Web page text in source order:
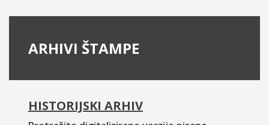
ARHIVI ŠTAMPE
HISTORIJSKI ARHIV